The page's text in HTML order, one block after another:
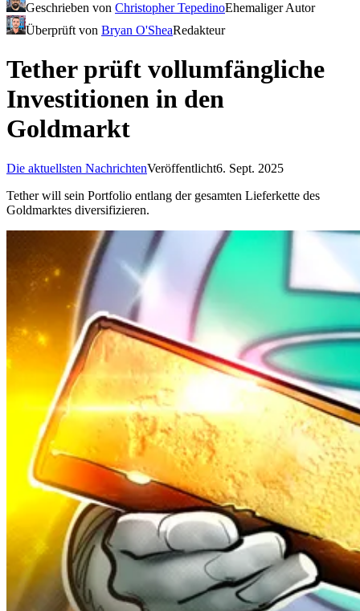
Geschrieben von Christopher TepedinoEhemaliger Autor
Überprüft von Bryan O'SheaRedakteur
Tether prüft vollumfängliche
Investitionen in den
Goldmarkt
Die aktuellsten NachrichtenVeröffentlicht6. Sept. 2025
Tether will sein Portfolio entlang der gesamten Lieferkette des
Goldmarktes diversifizieren.